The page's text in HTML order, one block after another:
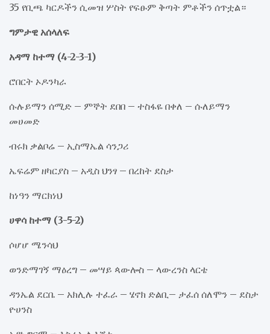
35 የቢጫ ካርዶችን ሲመዝ ሦስት የፍፁም ቅጣት ምቶችን ሰጥቷል።
ግምታዊ አሰላለፍ
አዳማ ከተማ (4-2-3-1)
ሮበርት ኦዶንካራ
ሱሉይማን ሰሚድ – ምኞት ደበበ – ተስፋዬ በቀለ – ሱለይማን
መሀመድ
ብሩክ ቃልቦሬ – ኢስማኤል ሳንጋሪ
ኤፍሬም ዘካርያስ – አዲስ ህንፃ – በረከት ደስታ
ከነዓን ማርክነህ
ሀዋሳ ከተማ (3-5-2)
ሶሆሆ ሜንሳህ
ወንድማገኝ ማዕረግ – መሣይ ጳውሎስ – ላውረንስ ላርቴ
ዳንኤል ደርቤ – አክሊሉ ተፈራ – ሄኖክ ድልቢ– ታፈሰ ሰለሞን – ደስታ
ዮሀንስ